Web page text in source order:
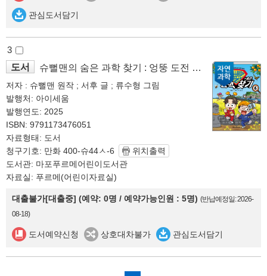
관심도서담기
3
도서 슈뻘맨의 숨은 과학 찾기 : 엉뚱 도전 속에 숨은 과학 상식. 6
저자 : 슈뻘맨 원작 ; 서후 글 ; 류수형 그림
발행처: 아이세움
발행연도: 2025
ISBN: 9791173476051
자료형태: 도서
청구기호: 만화 400-슈44ㅅ-6
위치출력
도서관: 마포푸르메어린이도서관
자료실: 푸르메(어린이자료실)
대출불가[대출중] (예약: 0명 / 예약가능인원 : 5명) (반납예정일: 2026-
08-18)
도서예약신청 상호대차불가 관심도서담기